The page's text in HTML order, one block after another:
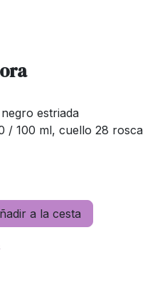
estriada
/ 100 ml, cuello 28 rosca
a la cesta